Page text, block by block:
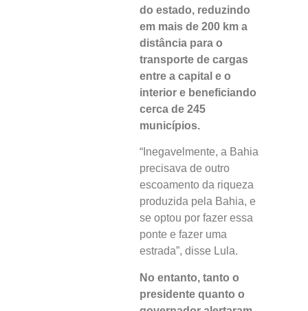
do estado, reduzindo
em mais de 200 km a
distância para o
transporte de cargas
entre a capital e o
interior e beneficiando
cerca de 245
municípios.
“Inegavelmente, a Bahia
precisava de outro
escoamento da riqueza
produzida pela Bahia, e
se optou por fazer essa
ponte e fazer uma
estrada”, disse Lula.
No entanto, tanto o
presidente quanto o